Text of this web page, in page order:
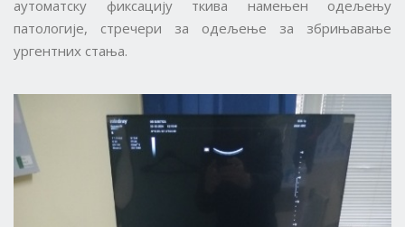
аутоматску фиксацију ткива намењен одељењу
патологије, стречери за одељење за збрињавање
ургентних стања.